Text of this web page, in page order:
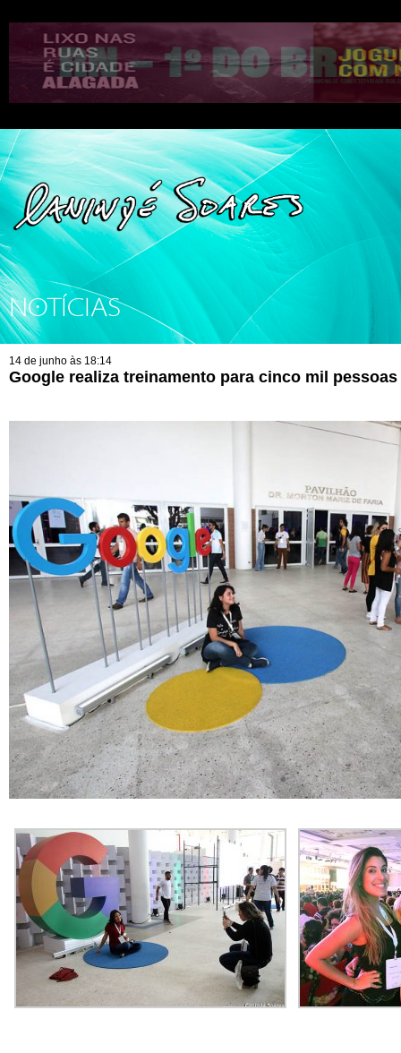
NOTÍCIAS
14 de junho às 18:14
Google realiza treinamento para cinco mil pessoas